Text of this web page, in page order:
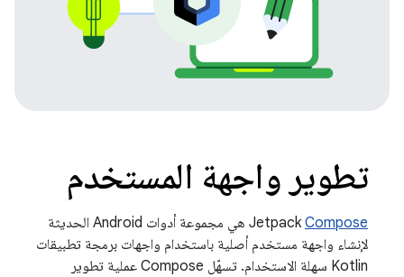
تطوير واجهة المستخدم
‫Jetpack Compose
هي مجموعة أدوات Android الحديثة
لإنشاء واجهة مستخدم أصلية باستخدام واجهات برمجة تطبيقات
Kotlin سهلة الاستخدام. تسهّل Compose عملية تطوير